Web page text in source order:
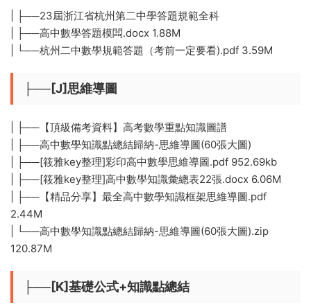
| ├──23屆浙江省杭州第二中學答題規範全科
| ├──高中數學答題模闆.docx 1.88M
| └──杭州二中數學規範答題（考前一定要看).pdf 3.59M
├──[J]思維導圖
| ├──【頂級備考資料】高考數學重點知識圖譜
| ├──高中數學知識點總結歸納-思維導圖(60張大圖)
| ├──[筱雅key整理]彩印高中數學思維導圖.pdf 952.69kb
| ├──[筱雅key整理]高中數學知識彙總表22張.docx 6.06M
| ├──【精品分享】最全高中數學知識框架思維導圖.pdf
2.44M
| └──高中數學知識點總結歸納-思維導圖(60張大圖).zip
120.87M
├──[K]基礎公式+知識點總結